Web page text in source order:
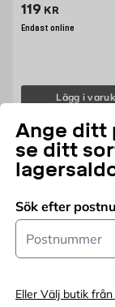
Ange ditt
se ditt
Sök efter
Postnummer
Eller Välj butik
Pris 119 kr
119 KR
Endast online
Lägg i
GUSTAVSBERG